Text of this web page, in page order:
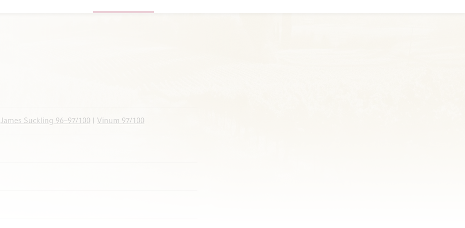
James Suckling 96–97/100 Vinum 97/100